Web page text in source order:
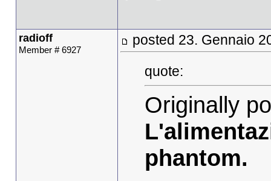
radioff
Member # 6927
posted 23. Gennaio
quote:
Originally
phantom.